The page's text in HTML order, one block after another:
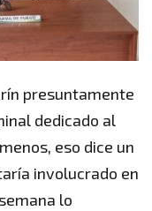
presuntamente
dedicado al
eso dice un
involucrado en
lo